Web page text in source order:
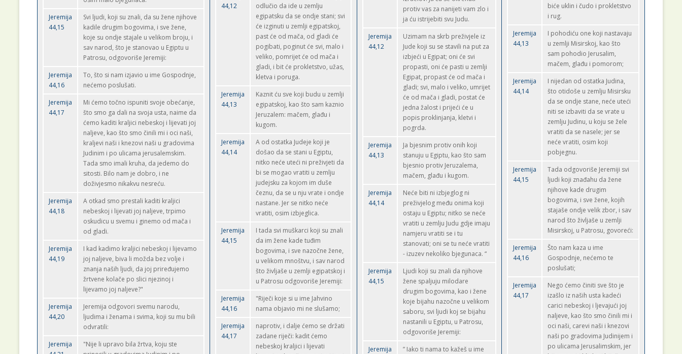
Jeremija
44,15
Svi ljudi, koji su znali, da su žene njihove
kadile drugim bogovima, i sve žene,
koje su ondje stajale u velikom broju, i
sav narod, što je stanovao u Egiptu u
Patrosu, odgovoriše Jeremiji:
Jeremija
44,16
To, što si nam izjavio u ime Gospodnje,
nećemo poslušati.
Jeremija
44,17
Mi ćemo točno ispuniti svoje obećanje,
što smo ga dali na svoja usta, naime da
ćemo kaditi kraljici nebeskoj i lijevati joj
naljeve, kao što smo činili mi i oci naši,
kraljevi naši i knezovi naši u gradovima
Judinim i po ulicama jerusalemskim.
Tada smo imali kruha, da jedemo do
sitosti. Bilo nam je dobro, i ne
doživjesmo nikakvu nesreću.
Jeremija
44,18
A otkad smo prestali kaditi kraljici
nebeskoj i lijevati joj naljeve, trpimo
oskudicu u svemu i ginemo od mača i
od gladi.
Jeremija
44,19
I kad kadimo kraljici nebeskoj i lijevamo
joj naljeve, biva li možda bez volje i
znanja naših ljudi, da joj priređujemo
žrtvene kolače po slici njezinoj i
lijevamo joj naljeve?"
Jeremija
44,20
Jeremija odgovori svemu narodu,
ljudima i ženama i svima, koji su mu bili
odvratili:
Jeremija
"Nije li upravo bila žrtva, koju ste
44,12
odlučio da ide u zemlju
egipatsku da se ondje stani; svi
će izginuti u zemlji egipatskoj,
past će od mača, od gladi će
pogibati, poginut će svi, malo i
veliko, pomrijet će od mača i
gladi, i bit će prokletstvo, užas,
kletva i poruga.
Jeremija
44,13
Kaznit ću sve koji budu u zemlji
egipatskoj, kao što sam kaznio
Jeruzalem: mačem, glađu i
kugom.
Jeremija
44,14
A od ostatka Judeje koji je
došao da se stani u Egiptu,
nitko neće uteći ni preživjeti da
bi se mogao vratiti u zemlju
judejsku za kojom im duše
čeznu, da se u nju vrate i ondje
nastane. Jer se nitko neće
vratiti, osim izbjeglica.
Jeremija
44,15
I tada svi muškarci koji su znali
da im žene kade tuđim
bogovima, i sve nazočne žene,
u velikom mnoštvu, i sav narod
što življaše u zemlji egipatskoj i
u Patrosu odgovoriše Jeremiji:
Jeremija
44,16
"Riječi koje si u ime Jahvino
nama objavio mi ne slušamo;
Jeremija
44,17
naprotiv, i dalje ćemo se držati
zadane riječi: kadit ćemo
nebeskoj kraljici i lijevati
protiv vas za nanijeti vam zlo i
ja ću istrijebiti svu Judu.
Jeremija
44,12
Uzimam na skrb preživjele iz
Jude koji su se stavili na put za
izbjeći u Egipat; oni će svi
propasti, oni će pasti u zemlji
Egipat, propast će od mača i
gladi; svi, malo i veliko, umrijet
će od mača i gladi, postat će
jedna žalost i prijeći će u
popis proklinjanja, kletvi i
pogrda.
Jeremija
44,13
Ja bjesnim protiv onih koji
stanuju u Egiptu, kao što sam
bjesnio protiv Jeruzalema,
mačem, glađu i kugom.
Jeremija
44,14
Neće biti ni izbjeglog ni
preživjelog među onima koji
ostaju u Egiptu; nitko se neće
vratiti u zemlju Judu gdje imaju
namjeru vratiti se i tu
stanovati; oni se tu neće vratiti
- izuzev nekoliko bjegunaca. “
Jeremija
44,15
Ljudi koji su znali da njihove
žene spaljuju milodare
drugim bogovima, kao i žene
koje bijahu nazočne u velikom
saboru, svi ljudi koj se bijahu
nastanili u Egiptu, u Patrosu,
odgovoriše Jeremiji:
Jeremija
” Iako ti nama to kažeš u ime
biće uklin i čudo i prokletstvo
i rug.
Jeremija
44,13
I pohodiću one koji nastavaju
u zemlji Misirskoj, kao što
sam pohodio Jerusalim,
mačem, glađu i pomorom;
Jeremija
44,14
I nijedan od ostatka Judina,
što otidoše u zemlju Misirsku
da se ondje stane, neće uteći
niti se izbaviti da se vrate u
zemlju Judinu, u koju se žele
vratiti da se nasele; jer se
neće vratiti, osim koji
pobjegnu.
Jeremija
44,15
Tada odgovoriše Jeremiji svi
ljudi koji znađahu da žene
njihove kade drugim
bogovima, i sve žene, kojih
stajaše ondje velik zbor, i sav
narod što življaše u zemlji
Misirskoj, u Patrosu, govoreći:
Jeremija
44,16
Što nam kaza u ime
Gospodnje, nećemo te
poslušati;
Jeremija
44,17
Nego ćemo činiti sve što je
izašlo iz naših usta kadeći
carici nebeskoj i ljevajući joj
naljeve, kao što smo činili mi i
oci naši, carevi naši i knezovi
naši po gradovima Judinijem i
po ulicama Jerusalimskim, jer